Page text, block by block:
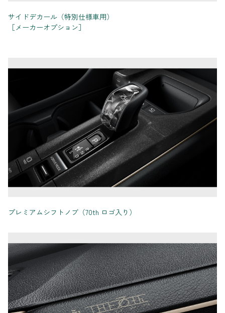
サイドデカール（特別仕様車用）
［メーカーオプション］
プレミアムシフトノブ（70th ロゴ入り）